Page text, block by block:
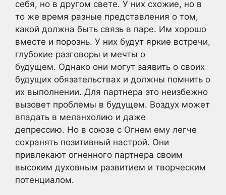
себя, но в другом свете. У них схожие, но в
то же время разные представления о том,
какой должна быть связь в паре. Им хорошо
вместе и порознь. У них будут яркие встречи,
глубокие разговоры и мечты о
будущем. Однако они могут заявить о своих
будущих обязательствах и должны помнить о
их выполнении. Для партнера это неизбежно
вызовет проблемы в будущем. Воздух может
впадать в меланхолию и даже
депрессию. Но в союзе с Огнем ему легче
сохранять позитивный настрой. Они
привлекают огненного партнера своим
высоким духовным развитием и творческим
потенциалом.